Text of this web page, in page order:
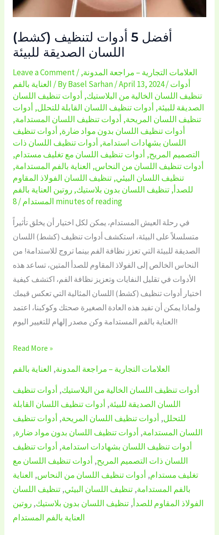
أفضل 5 أدوات لتنظيف (كشط)
اللسان الصديقة للبيئة
Leave a Comment/ العلامات التجارية – مراجعة المدونة,
العناية بالفم / ByBasel Sarhan/April 13, 2024/أدوات
تنظيف اللسان الخالية من البلاستيك, أدوات تنظيف اللسان
الصديقة للبيئة, أدوات تنظيف اللسان القابلة للتحلل, أدوات
تنظيف اللسان المريحة, أدوات تنظيف اللسان المستدامة,
أدوات تنظيف اللسان بدون مواد ضارة, أدوات تنظيف
اللسان بشهادات استدامة, أدوات تنظيف اللسان ذات
التصميم المريح, أدوات تنظيف اللسان مع تغليف مستدام,
أدوات تنظيف اللسان من النحاس, العناية بالفم المستدامة,
تنظيف اللسان البيئي,تنظيف اللسان الفولاذ المقاوم
للصدأ,تنظيف اللسان بدون بلاستيك,روتين العناية بالفم
المستدام/ 8 minutes of reading
في رحلة العيش المستدام، يمكن لكل اختيار أن يخلق تأثيراً
متسلسلاً على البيئة، استكشف أدوات تنظيف (كشط) اللسان
الصديقة للبيئة التي تعزز نظافة الفم بينما تروج للاستدامة! من
النحاس الخالص إلى الفولاذ المقاوم للصدأ المتين، تساعد هذه
الأدوات في تقليل النفايات وتعزيز نظافة الفم، اكتشف كيفية
اختيار أدوات تنظيف (كشط) اللسان المثالية التي تعكس قيمك
ولماذا يمكن أن تفيد هذه العادة الصغيرة صحتك وكوكبنا، اعتمد
العناية بالفم المستدامة وكن مصدر إلهام للتغيير اليوم!
Read More »
العلامات التجارية – مراجعة المدونة, العناية بالفم
أدوات تنظيف اللسان الخالية من البلاستيك, أدوات تنظيف
اللسان الصديقة للبيئة, أدوات تنظيف اللسان القابلة
للتحلل, أدوات تنظيف اللسان المريحة, أدوات تنظيف
اللسان المستدامة, أدوات تنظيف اللسان بدون مواد ضارة,
أدوات تنظيف اللسان بشهادات استدامة, أدوات تنظيف
اللسان ذات التصميم المريح, أدوات تنظيف اللسان مع
تغليف مستدام, أدوات تنظيف اللسان من النحاس, العناية
بالفم المستدامة,تنظيف اللسان البيئي,تنظيف اللسان
الفولاذ المقاوم للصدأ,تنظيف اللسان بدون بلاستيك,روتين
العناية بالفم المستدام